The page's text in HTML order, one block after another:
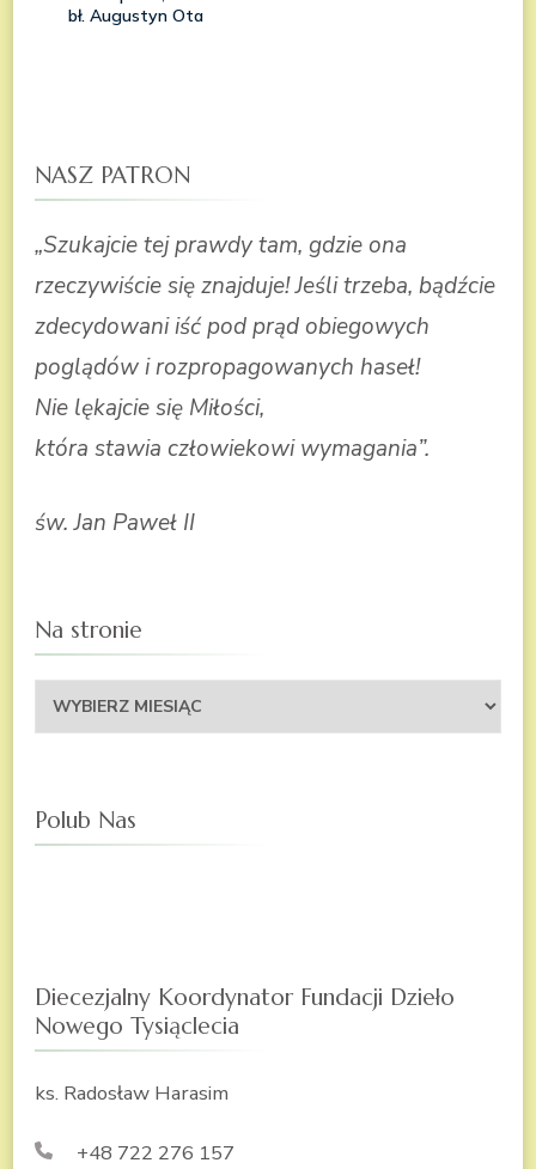
NASZ PATRON
„Szukajcie tej prawdy tam, gdzie ona
rzeczywiście się znajduje! Jeśli trzeba, bądźcie
zdecydowani iść pod prąd obiegowych
poglądów i rozpropagowanych haseł!
Nie lękajcie się Miłości,
która stawia człowiekowi wymagania”.
św. Jan Paweł II
Na stronie
Na
stronie
Polub Nas
Diecezjalny Koordynator Fundacji Dzieło
Nowego Tysiąclecia
ks. Radosław Harasim
+48 722 276 157